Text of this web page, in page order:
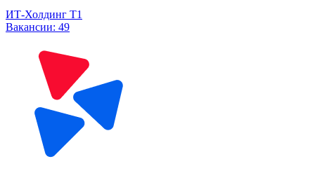
ИТ-Холдинг Т1
Вакансии: 49